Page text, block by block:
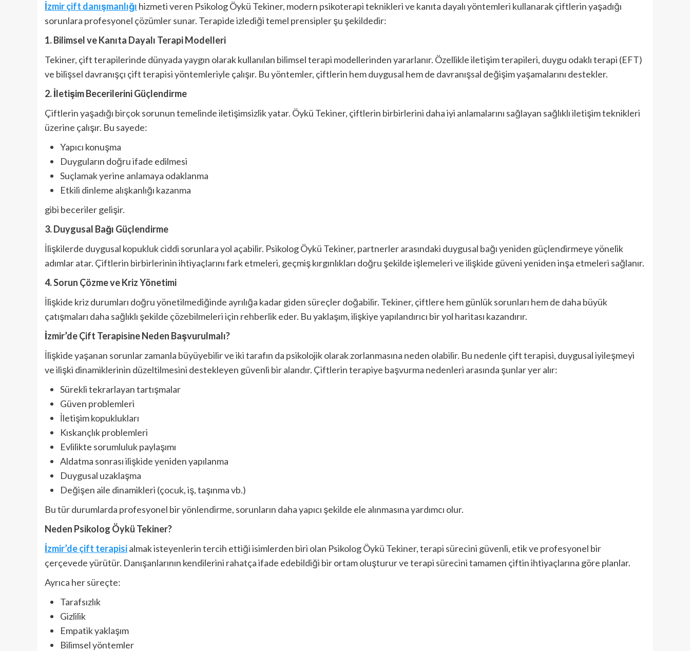
İzmir çift danışmanlığı hizmeti veren Psikolog Öykü Tekiner, modern psikoterapi teknikleri ve kanıta dayalı yöntemleri kullanarak çiftlerin yaşadığı
sorunlara profesyonel çözümler sunar. Terapide izlediği temel prensipler şu şekildedir:
1. Bilimsel ve Kanıta Dayalı Terapi Modelleri
Tekiner, çift terapilerinde dünyada yaygın olarak kullanılan bilimsel terapi modellerinden yararlanır. Özellikle iletişim terapileri, duygu odaklı terapi (EFT)
ve bilişsel davranışçı çift terapisi yöntemleriyle çalışır. Bu yöntemler, çiftlerin hem duygusal hem de davranışsal değişim yaşamalarını destekler.
2. İletişim Becerilerini Güçlendirme
Çiftlerin yaşadığı birçok sorunun temelinde iletişimsizlik yatar. Öykü Tekiner, çiftlerin birbirlerini daha iyi anlamalarını sağlayan sağlıklı iletişim teknikleri
üzerine çalışır. Bu sayede:
Yapıcı konuşma
Duyguların doğru ifade edilmesi
Suçlamak yerine anlamaya odaklanma
Etkili dinleme alışkanlığı kazanma
gibi beceriler gelişir.
3. Duygusal Bağı Güçlendirme
İlişkilerde duygusal kopukluk ciddi sorunlara yol açabilir. Psikolog Öykü Tekiner, partnerler arasındaki duygusal bağı yeniden güçlendirmeye yönelik
adımlar atar. Çiftlerin birbirlerinin ihtiyaçlarını fark etmeleri, geçmiş kırgınlıkları doğru şekilde işlemeleri ve ilişkide güveni yeniden inşa etmeleri sağlanır.
4. Sorun Çözme ve Kriz Yönetimi
İlişkide kriz durumları doğru yönetilmediğinde ayrılığa kadar giden süreçler doğabilir. Tekiner, çiftlere hem günlük sorunları hem de daha büyük
çatışmaları daha sağlıklı şekilde çözebilmeleri için rehberlik eder. Bu yaklaşım, ilişkiye yapılandırıcı bir yol haritası kazandırır.
İzmir’de Çift Terapisine Neden Başvurulmalı?
İlişkide yaşanan sorunlar zamanla büyüyebilir ve iki tarafın da psikolojik olarak zorlanmasına neden olabilir. Bu nedenle çift terapisi, duygusal iyileşmeyi
ve ilişki dinamiklerinin düzeltilmesini destekleyen güvenli bir alandır. Çiftlerin terapiye başvurma nedenleri arasında şunlar yer alır:
Sürekli tekrarlayan tartışmalar
Güven problemleri
İletişim kopuklukları
Kıskançlık problemleri
Evlilikte sorumluluk paylaşımı
Aldatma sonrası ilişkide yeniden yapılanma
Duygusal uzaklaşma
Değişen aile dinamikleri (çocuk, iş, taşınma vb.)
Bu tür durumlarda profesyonel bir yönlendirme, sorunların daha yapıcı şekilde ele alınmasına yardımcı olur.
Neden Psikolog Öykü Tekiner?
İzmir’de çift terapisialmak isteyenlerin tercih ettiği isimlerden biri olan Psikolog Öykü Tekiner, terapi sürecini güvenli, etik ve profesyonel bir
çerçevede yürütür. Danışanlarının kendilerini rahatça ifade edebildiği bir ortam oluşturur ve terapi sürecini tamamen çiftin ihtiyaçlarına göre planlar.
Ayrıca her süreçte:
Tarafsızlık
Gizlilik
Empatik yaklaşım
Bilimsel yöntemler